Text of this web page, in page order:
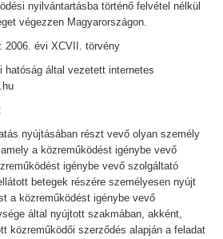
nyilvántartásba történő felvétel nélkül
végezzen Magyarországon.
2006. évi XCVII. törvény
hatóság által vezetett internetes
nyújtásában részt vevő olyan személy
a közreműködést igénybe vevő
igénybe vevő szolgáltató
betegek részére személyesen nyújt
a közreműködést igénybe vevő
által nyújtott szakmában, akként,
közreműködői szerződés alapján a feladat